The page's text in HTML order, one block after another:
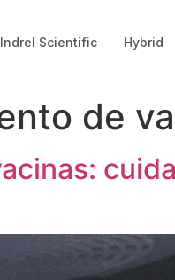
Indrel Scientific Hybrid
de